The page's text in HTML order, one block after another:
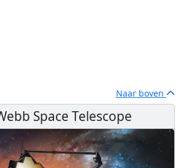
Naar boven
Space Telescope